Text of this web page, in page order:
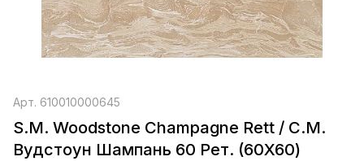
Арт. 610010000645
S.M. Woodstone Champagne Rett / С.М.
Вудстоун Шампань 60 Рет. (60X60)